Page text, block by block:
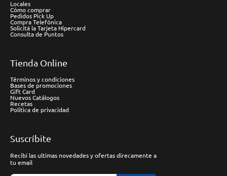
Locales
Cómo comprar
Pedidos Pick Up
Compra Telefónica
Solicitá la Tarjeta Hipercard
Consulta de Puntos
Tienda Online
Términos y condiciones
Bases de promociones
Gift Card
Nuevos Catálogos
Recetas
Política de privacidad
Suscríbite
Recibí las ultimas novedades y ofertas direcamente a
tu email